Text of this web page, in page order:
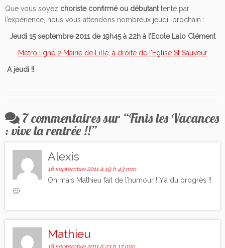
Que vous soyez choriste confirmé ou débutanttenté par
l’expérience, nous vous attendons nombreux jeudi prochain :
Jeudi 15 septembre 2011 de 19h45 à 22h à l’Ecole Lalo Clément
Metro ligne 2 Mairie de Lille, à droite de l’Eglise St Sauveur
A jeudi !!
7 commentaires sur “Finis les Vacances
: vive la rentrée !!”
Alexis
16 septembre 2011 à 19 h 43 min
Oh mais Mathieu fait de l’humour ! Y’a du progrès !!
🙂
Mathieu
18 septembre 2011 à 23 h 17 min